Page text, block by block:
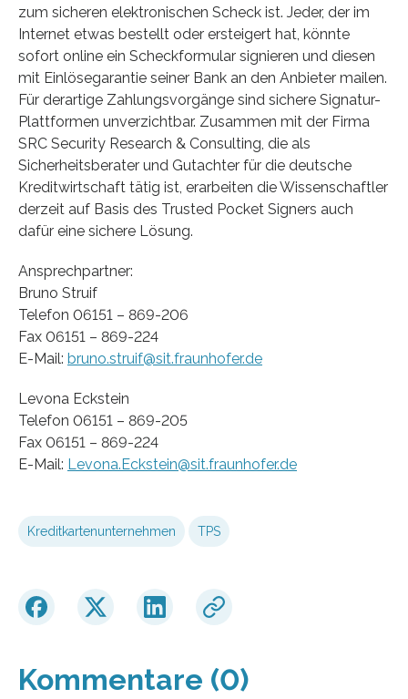
zum sicheren elektronischen Scheck ist. Jeder, der im
Internet etwas bestellt oder ersteigert hat, könnte
sofort online ein Scheckformular signieren und diesen
mit Einlösegarantie seiner Bank an den Anbieter mailen.
Für derartige Zahlungsvorgänge sind sichere Signatur-
Plattformen unverzichtbar. Zusammen mit der Firma
SRC Security Research & Consulting, die als
Sicherheitsberater und Gutachter für die deutsche
Kreditwirtschaft tätig ist, erarbeiten die Wissenschaftler
derzeit auf Basis des Trusted Pocket Signers auch
dafür eine sichere Lösung.
Ansprechpartner:
Bruno Struif
Telefon 06151 – 869-206
Fax 06151 – 869-224
E-Mail: bruno.struif@sit.fraunhofer.de
Levona Eckstein
Telefon 06151 – 869-205
Fax 06151 – 869-224
E-Mail: Levona.Eckstein@sit.fraunhofer.de
Kreditkartenunternehmen TPS
Kommentare (0)